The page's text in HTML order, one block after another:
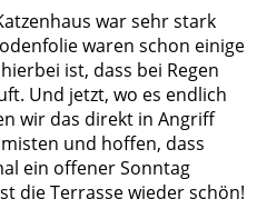
war sehr stark
waren schon einige
ist, dass bei Regen
Und jetzt, wo es endlich
wir das direkt in Angriff
und hoffen, dass
ein offener Sonntag
die Terrasse wieder schön!